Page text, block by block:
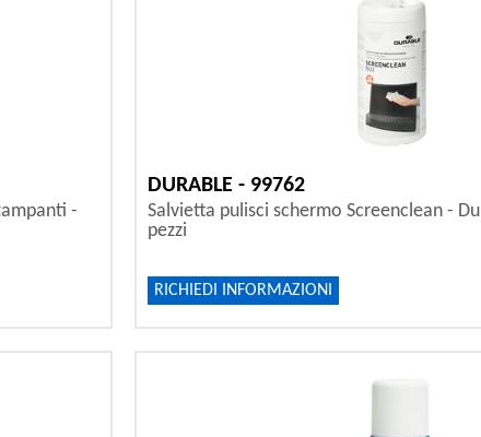
-
DURABLE - 99762
Salvietta pulisci schermo Screenclean -
pezzi
RICHIEDI INFORMAZIONI